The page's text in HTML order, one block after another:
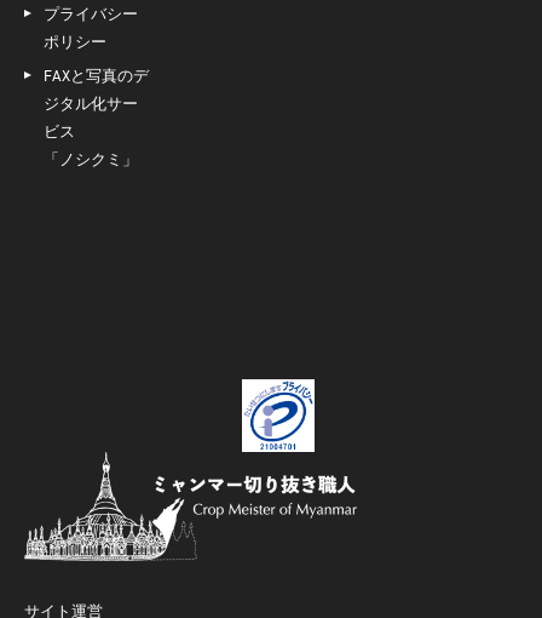
サイト運営
プライバシー
ポリシー
FAXと写真のデ
ジタル化サー
ビス
「ノシクミ」